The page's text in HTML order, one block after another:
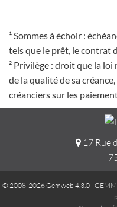
¹ Sommes à échoir :
tels que le prêt, le contrat
² Privilège : droit que la loi
de la qualité de sa
créanciers sur les
17 Rue
© 2008-2026 Gemweb 4.3.0-